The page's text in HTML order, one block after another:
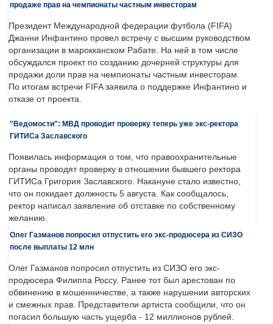
продаже прав на чемпионаты частным инвесторам
Президент Международной федерации футбола (FIFA)
Джанни Инфантино провел встречу с высшим руководством
организации в марокканском Рабате. На ней в том числе
обсуждался проект по созданию дочерней структуры для
продажи доли прав на чемпионаты частным инвесторам.
По итогам встречи FIFA заявила о поддержке Инфантино и
отказе от проекта.
"Ведомости": МВД проводит проверку теперь уже экс-ректора
ГИТИСа Заславского
Появилась информация о том, что правоохранительные
органы проводят проверку в отношении бывшего ректора
ГИТИСа Григория Заславского. Накануне стало известно,
что он покидает должность 5 августа. Как сообщалось,
ректор написал заявление об отставке по собственному
желанию.
Олег Газманов попросил отпустить его экс-продюсера из СИЗО
после выплаты 12 млн
Олег Газманов попросил отпустить из СИЗО его экс-
продюсера Филиппа Россу. Ранее тот был арестован по
обвинению в мошенничестве, а также нарушении авторских
и смежных прав. Представители артиста сообщили, что он
погасил большую часть ущерба - 12 миллионов рублей.